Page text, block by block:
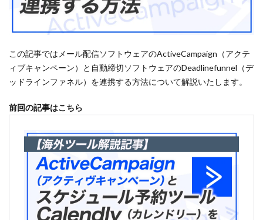
この記事ではメール配信ソフトウェアのActiveCampaign（アクテ
ィブキャンペーン）と自動締切ソフトウェアのDeadlinefunnel（デ
ッドラインファネル）を連携する方法について解説いたします。
前回の記事はこちら